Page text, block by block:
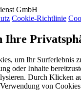
GmbH
Cookie-Richtlinie
Ihre
um Ihr Surferlebnis
oder Inhalte
Durch Klicken
von